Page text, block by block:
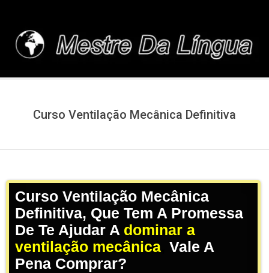
content
Curso Ventilação Mecânica Definitiva
Curso Ventilação Mecânica
Definitiva, Que Tem A Promessa
De Te Ajudar A dominar a
ventilação mecânica Vale A
Pena Comprar?